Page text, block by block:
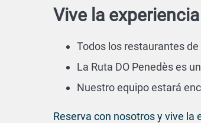
Vive la
Todos los restaurantes
La Ruta DO Penedès es
Nuestro equipo estará
Reserva con nosotros y vive la